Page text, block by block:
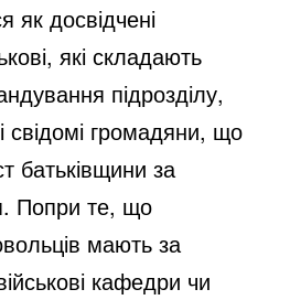
як досвідчені
які складають
підрозділу,
свідомі громадяни, що
батьківщини за
Попри те, що
мають за
кафедри чи